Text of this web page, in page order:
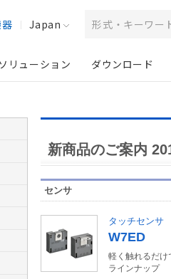
Japan
ソリューション ダウンロード
新商品のご案内
センサ
タッチセンサ
W7ED
軽く触れるだけ
ラインナップ